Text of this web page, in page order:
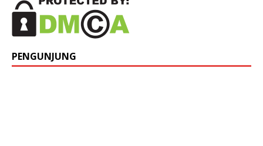
PENGUNJUNG